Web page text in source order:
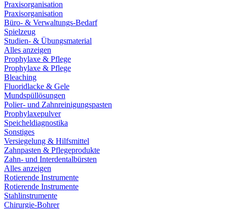
Praxisorganisation
Praxisorganisation
Büro- & Verwaltungs-Bedarf
Spielzeug
Studien- & Übungsmaterial
Alles anzeigen
Prophylaxe & Pflege
Prophylaxe & Pflege
Bleaching
Fluoridlacke & Gele
Mundspüllösungen
Polier- und Zahnreinigungspasten
Prophylaxepulver
Speicheldiagnostika
Sonstiges
Versiegelung & Hilfsmittel
Zahnpasten & Pflegeprodukte
Zahn- und Interdentalbürsten
Alles anzeigen
Rotierende Instrumente
Rotierende Instrumente
Stahlinstrumente
Chirurgie-Bohrer